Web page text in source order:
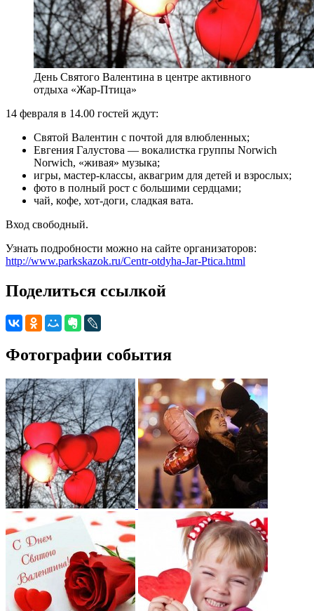
День Святого Валентина в центре активного
отдыха «Жар-Птица»
14 февраля в 14.00 гостей ждут:
Святой Валентин с почтой для влюбленных;
Евгения Галустова — вокалистка группы Norwich
Norwich, «живая» музыка;
игры, мастер-классы, аквагрим для детей и взрослых;
фото в полный рост с большими сердцами;
чай, кофе, хот-доги, сладкая вата.
Вход свободный.
Узнать подробности можно на сайте организаторов:
http://www.parkskazok.ru/Centr-otdyha-Jar-Ptica.html
Поделиться ссылкой
Фотографии события